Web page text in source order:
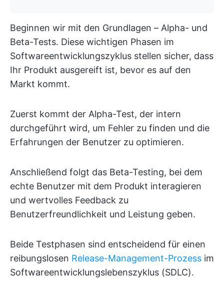
Beginnen wir mit den Grundlagen – Alpha- und
Beta-Tests. Diese wichtigen Phasen im
Softwareentwicklungszyklus stellen sicher, dass
Ihr Produkt ausgereift ist, bevor es auf den
Markt kommt.
Zuerst kommt der Alpha-Test, der intern
durchgeführt wird, um Fehler zu finden und die
Erfahrungen der Benutzer zu optimieren.
Anschließend folgt das Beta-Testing, bei dem
echte Benutzer mit dem Produkt interagieren
und wertvolles Feedback zu
Benutzerfreundlichkeit und Leistung geben.
Beide Testphasen sind entscheidend für einen
reibungslosen Release-Management-Prozess im
Softwareentwicklungslebenszyklus (SDLC).